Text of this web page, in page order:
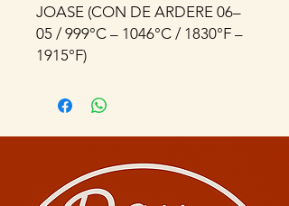
JOASE (CON DE ARDERE 06–
05 / 999°C – 1046°C / 1830°F –
1915°F)